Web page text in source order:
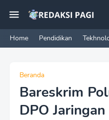
Home Pendidikan
Beranda
Bareskrim
DPO